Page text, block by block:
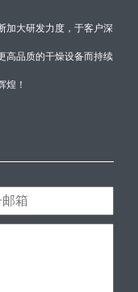
加大研发力度，于客户深
高品质的干燥设备而持续
煌！